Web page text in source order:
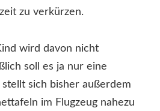
zu verkürzen.
wird davon nicht
soll es ja nur eine
stellt sich bisher außerdem
im Flugzeug nahezu